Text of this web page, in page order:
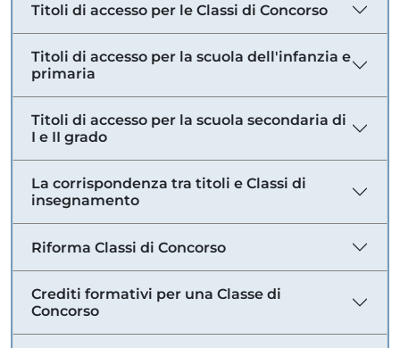
Titoli di accesso per le Classi di Concorso
Titoli di accesso per la scuola dell'infanzia e
primaria
Titoli di accesso per la scuola secondaria di
I e II grado
La corrispondenza tra titoli e Classi di
insegnamento
Riforma Classi di Concorso
Crediti formativi per una Classe di
Concorso